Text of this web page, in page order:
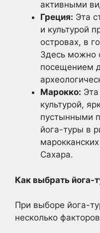
активными
Греция: Эта
и культурой
островах, в
Здесь можно
посещением
Марокко:
культурой,
пустынными
йога-туры в
Сахара.
Как выбрать йога-
При выборе йога-
несколько